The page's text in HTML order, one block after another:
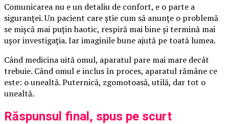
Comunicarea nu e un detaliu de confort, e o parte a
siguranței. Un pacient care știe cum să anunțe o problemă
se mișcă mai puțin haotic, respiră mai bine și termină mai
ușor investigația. Iar imaginile bune ajută pe toată lumea.
Când medicina uită omul, aparatul pare mai mare decât
trebuie. Când omul e inclus în proces, aparatul rămâne ce
este: o unealtă. Puternică, zgomotoasă, utilă, dar tot o
unealtă.
Răspunsul final, spus pe scurt